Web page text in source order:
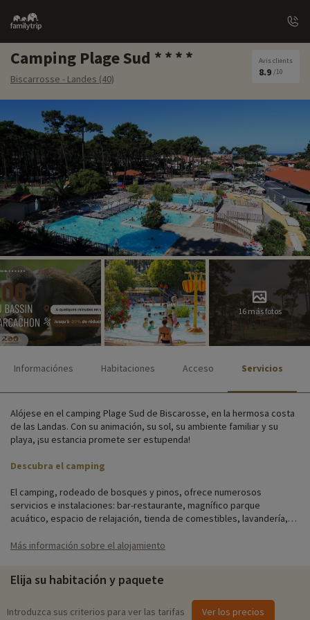
Family
trip
Camping Plage Sud
Biscarrosse - Landes (40)
Avis clients
8.9 /10
16 más fotos
Informaciónes Habitaciones Acceso Servicios
Alójese en el camping Plage Sud de Biscarosse, en la hermosa costa
de las Landas. Con su animación, su sol, su ambiente familiar y su
playa, ¡su estancia promete ser estupenda!
Descubra el camping
El camping, rodeado de bosques y pinos, ofrece numerosos
servicios e instalaciones: bar-restaurante, magnífico parque
acuático, espacio de relajación, tienda de comestibles, lavandería,
aparcamiento y conexión Wi-Fi. Todo lo que necesita para que su
El camping de 4 estrellas le da la bienvenida en una de sus cabañas,
con capacidad para 6 personas. El confort es lo primero, por eso
todos nuestros cottages están equipados con salón, cocina,
Más información sobre el alojamiento
Elija su habitación y paquete
Introduzca sus criterios para ver las tarifas Ver los precios